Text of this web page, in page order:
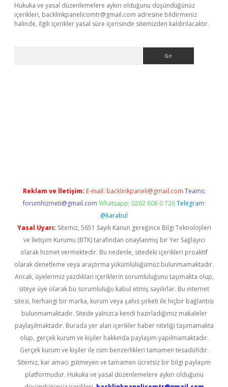
Hukuka ve yasal düzenlemelere aykırı olduğunu düşündüğünüz
içerikleri, backlinkpanelicomtr@gmail.com adresine bildirmeniz
halinde, ilgili içerikler yasal süre içerisinde sitemizden kaldırılacaktır.
Reklam ve İletişim: E-mail: backlinkpaneli@gmail.com Teams:
forumhizmeti@gmail.com Whatsapp: 0262 606 0 726 Telegram:
@karabul
Yasal Uyarı: Sitemiz, 5651 Sayılı Kanun gereğince Bilgi Teknolojileri
ve İletişim Kurumu (BTK) tarafından onaylanmış bir Yer Sağlayıcı
olarak hizmet vermektedir. Bu nedenle, sitedeki içerikleri proaktif
olarak denetleme veya araştırma yükümlülüğümüz bulunmamaktadır.
Ancak, üyelerimiz yazdıkları içeriklerin sorumluluğunu taşımakta olup,
siteye üye olarak bu sorumluluğu kabul etmiş sayılırlar. Bu internet
sitesi, herhangi bir marka, kurum veya şahıs şirketi ile hiçbir bağlantısı
bulunmamaktadır. Sitede yalnızca kendi hazırladığımız makaleler
paylaşılmaktadır. Burada yer alan içerikler haber niteliği taşımamakta
olup, gerçek kurum ve kişiler hakkında paylaşım yapılmamaktadır.
Gerçek kurum ve kişiler ile isim benzerlikleri tamamen tesadüfidir.
Sitemiz, kar amacı gütmeyen ve tamamen ücretsiz bir bilgi paylaşım
platformudur. Hukuka ve yasal düzenlemelere aykırı olduğunu